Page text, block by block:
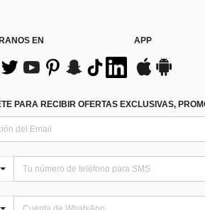
EN APP
PARA RECIBIR OFERTAS EXCLUSIVAS,